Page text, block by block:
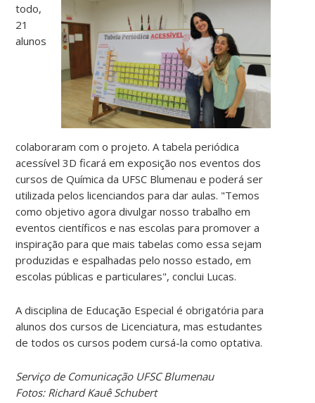
todo,
21
alunos
colaboraram com o projeto. A tabela periódica
acessível 3D ficará em exposição nos eventos dos
cursos de Química da UFSC Blumenau e poderá ser
utilizada pelos licenciandos para dar aulas. "Temos
como objetivo agora divulgar nosso trabalho em
eventos científicos e nas escolas para promover a
inspiração para que mais tabelas como essa sejam
produzidas e espalhadas pelo nosso estado, em
escolas públicas e particulares", conclui Lucas.
A disciplina de Educação Especial é obrigatória para
alunos dos cursos de Licenciatura, mas estudantes
de todos os cursos podem cursá-la como optativa.
Serviço de Comunicação UFSC Blumenau
Fotos: Richard Kauê Schubert